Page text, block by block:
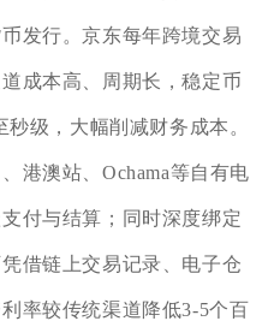
发行。京东每年跨境交易
成本高、周期长，稳定币
级，大幅削减财务成本。
港澳站、Ochama等自有电
付与结算；同时深度绑定
借链上交易记录、电子仓
率较传统渠道降低3-5个百